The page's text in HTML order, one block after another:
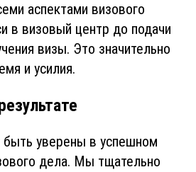
аспектами визового
в визовый центр до подачи
визы. Это значительно
и усилия.
уверены в успешном
дела. Мы тщательно